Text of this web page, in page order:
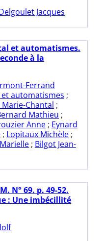
Jacques
et automatismes.
à la
Ferrand
automatismes ;
Marie-Chantal ;
Mathieu ;
Anne ; Eynard
; Lopitaux Michèle ;
; Bilgot Jean-
N° 69. p. 49-52.
: Une imbécillité